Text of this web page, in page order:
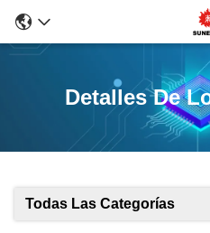
Detalles De
Todas Las Categorías